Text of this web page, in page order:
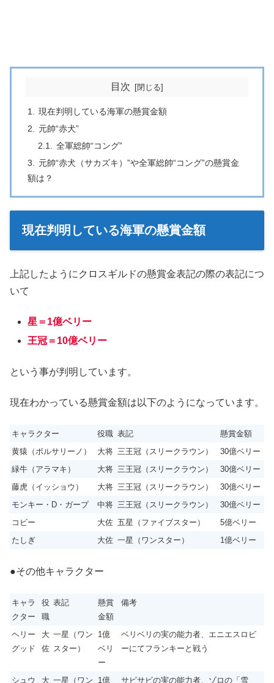
目次
現在判明している海軍の懸賞金額
元帥“赤犬”
全軍総帥“コング”
元帥“赤犬（サカズキ）”や全軍総帥“コング”の懸賞金
額は？
現在判明している海軍の懸賞金額
上記したようにクロスギルドの懸賞金表記の際の表記につ
いて
星＝1億ベリー
王冠＝10億ベリー
という事が判明しています。
現在わかっている懸賞金額は以下のようになっています。
キャラクター 役職 表記
懸賞金額
黄猿（ボルサリーノ）
大将 三王冠（スリークラウン）
30億ベリー
緑牛（アラマキ）
大将 三王冠（スリークラウン）
30億ベリー
藤虎（イッショウ）
大将 三王冠（スリークラウン）
30億ベリー
モンキー・D・ガープ
中将 三王冠（スリークラウン）
30億ベリー
コビー
大佐 五星（ファイブスター）
5億ベリー
たしぎ
大佐 一星（ワンスター） 1億ベリー
●その他キャラクター
キャラ
クター
役
職
表記
懸賞
金額
備考
ヘリー
グッド
大
佐
一星（ワン
スター）
1億
ベリ
ー
ベリベリの実の能力者、エニエスロビ
ーにてフランキーと戦う
シュウ 大 一星（ワン 1億 サビサビの実の能力者、ゾロの「雪